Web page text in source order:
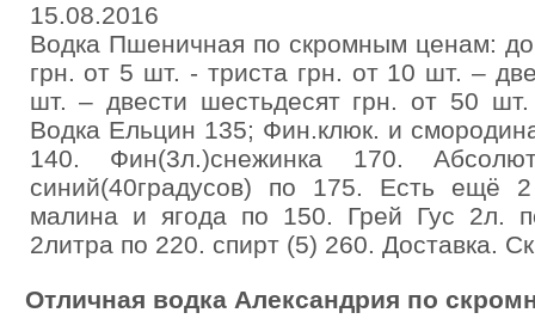
15.08.2016
Водка Пшеничная по скромным ценам: до
грн. от 5 шт. - триста грн. от 10 шт. –
шт. – двести шестьдесят грн. от 50 шт.
Водка Ельцин 135; Фин.клюк. и
140. Фин(3л.)снежинка 170.
синий(40градусов) по 175. Есть ещё
малина и ягода по 150. Грей Гус 2л.
2литра по 220. спирт (5) 260. Доставка.
Отличная водка Александрия по